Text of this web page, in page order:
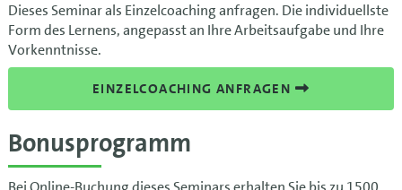
Dieses Seminar als Einzelcoaching anfragen. Die individuellste
Form des Lernens, angepasst an Ihre Arbeitsaufgabe und Ihre
Vorkenntnisse.
EINZELCOACHING ANFRAGEN
Bonusprogramm